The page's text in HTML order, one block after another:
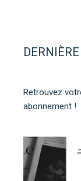
Retrouvez
abonnement !